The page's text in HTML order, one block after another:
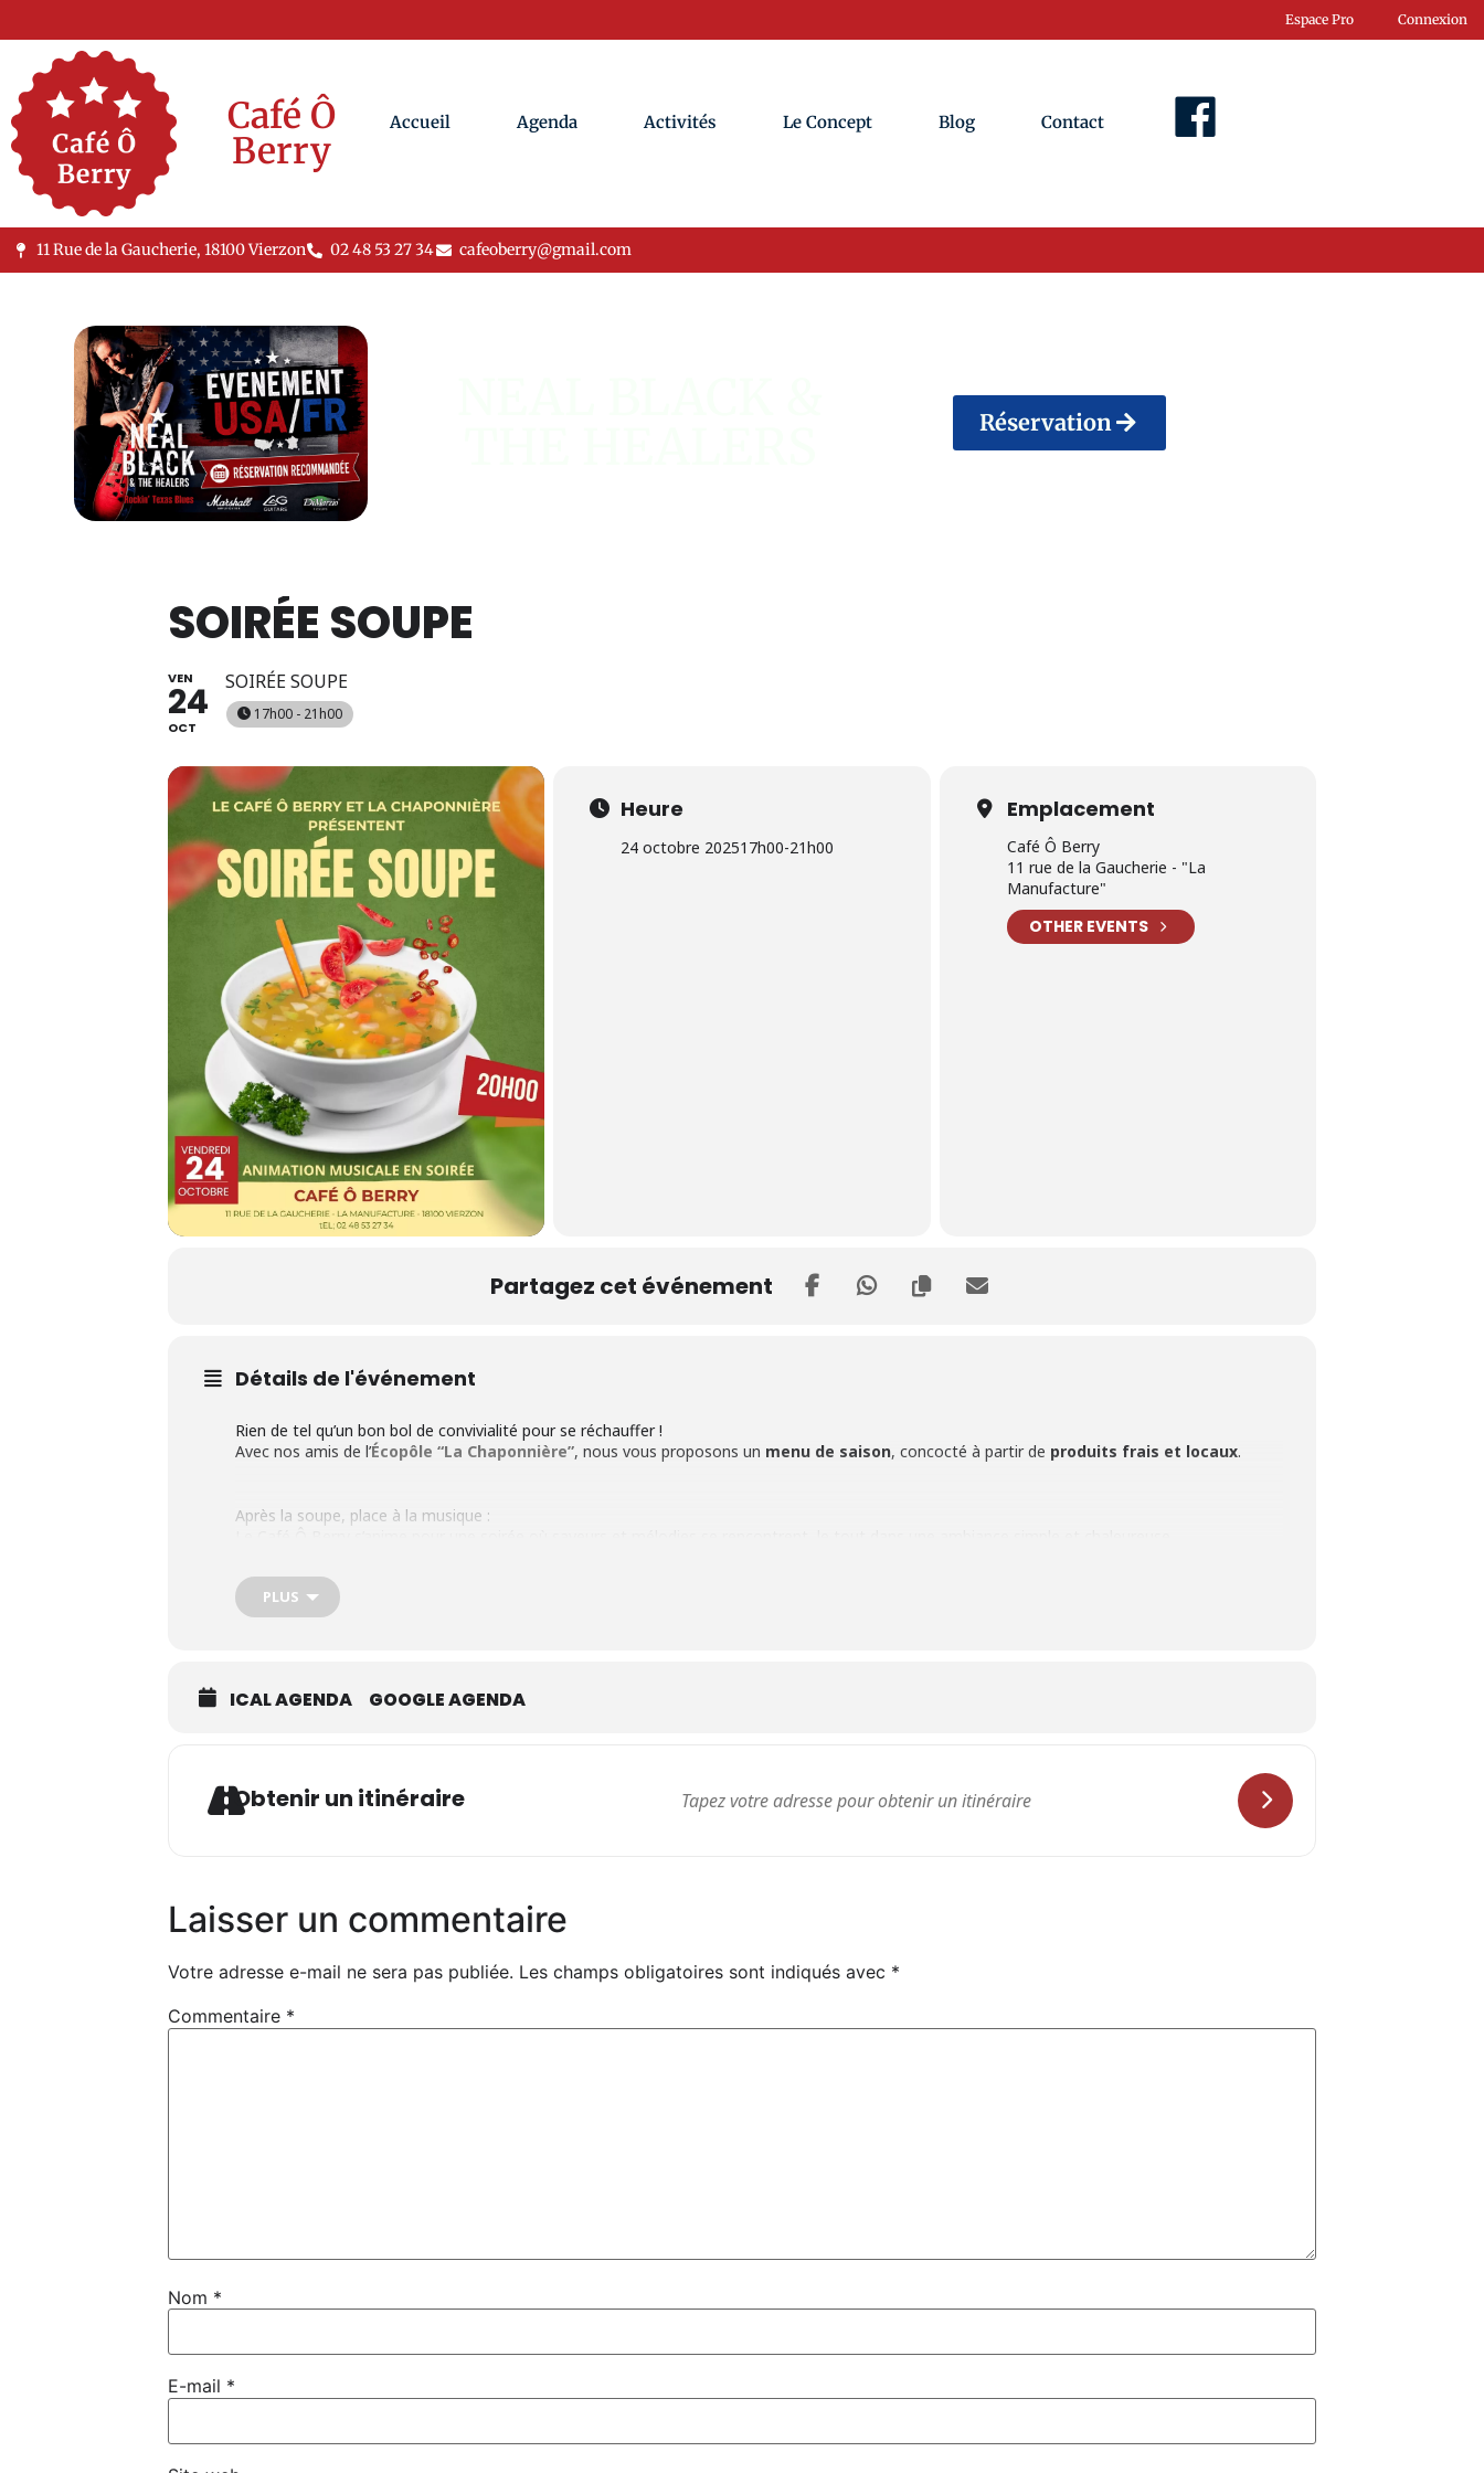
Espace Pro Connexion
Café Ô
Berry
Accueil Agenda Activités Le Concept Blog Contact Facebook
11 Rue de la Gaucherie, 18100 Vierzon 02 48 53 27 34 cafeoberry@gmail.com
Réservation
SOIRÉE SOUPE
VEN
24
OCT
SOIRÉE SOUPE
17h00 - 21h00
Heure
24 octobre 202517h00-21h00
Emplacement
Café Ô Berry
11 rue de la Gaucherie - "La
Manufacture"
OTHER EVENTS
Partagez cet événement
Détails de l'événement
Rien de tel qu’un bon bol de convivialité pour se réchauffer !
Avec nos amis de l’Écopôle “La Chaponnière”, nous vous proposons un menu de saison, concocté à partir de produits frais et locaux.
Après la soupe, place à la musique :
Venez partager ce moment gourmand et festif, entre amis ou en famille !
PLUS
ICAL AGENDA GOOGLE AGENDA
Obtenir un itinéraire
Laisser un commentaire
Votre adresse e-mail ne sera pas publiée. Les champs obligatoires sont indiqués avec *
Commentaire *
Nom *
E-mail *